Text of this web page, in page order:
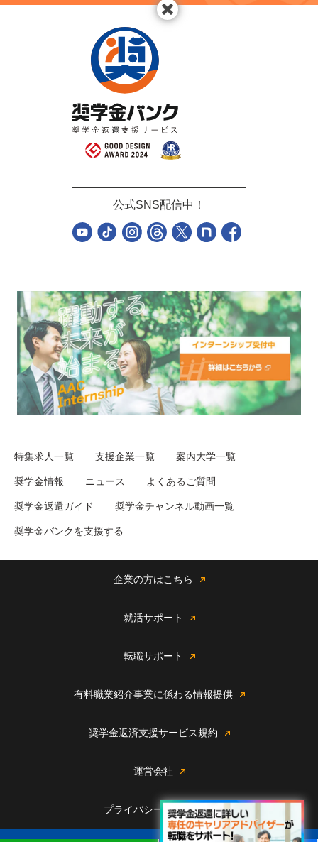
公式SNS配信中！
特集求人一覧 支援企業一覧 案内大学一覧
奨学金情報 ニュース よくあるご質問
奨学金返還ガイド 奨学金チャンネル動画一覧
奨学金バンクを支援する
企業の方はこちら
就活サポート
転職サポート
有料職業紹介事業に係わる情報提供
奨学金返済支援サービス規約
運営会社
プライバシーポリシー